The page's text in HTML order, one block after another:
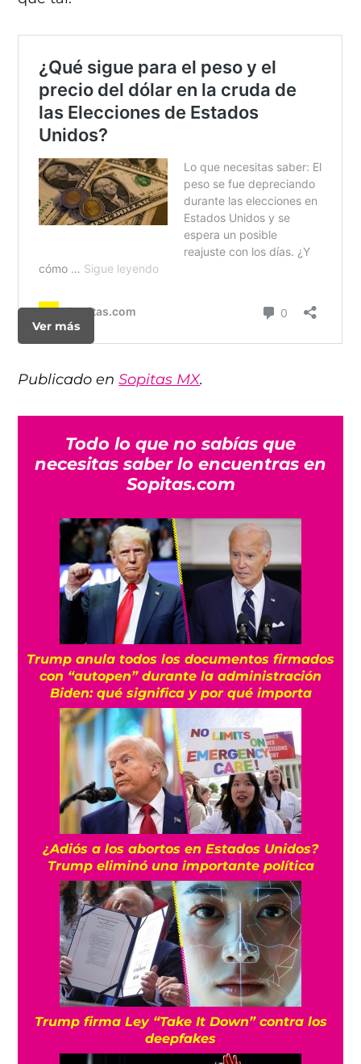
Ver más
Publicado enSopitas MX.
Todo lo que no sabías que
necesitas saber lo encuentras en
Sopitas.com
Trump anula todos los documentos firmados
con “autopen” durante la administración
Biden: qué significa y por qué importa
¿Adiós a los abortos en Estados Unidos?
Trump eliminó una importante política
Trump firma Ley “Take It Down” contra los
deepfakes